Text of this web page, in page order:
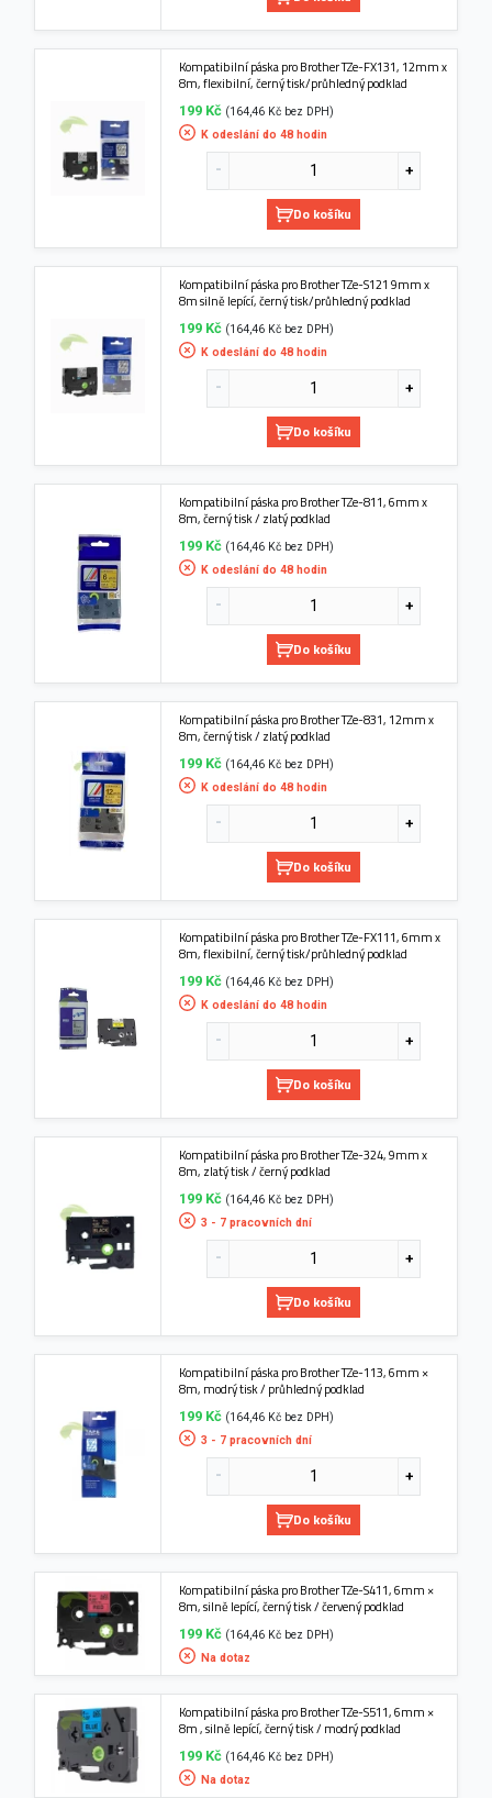
Kompatibilní páska pro Brother TZe-FX131, 12mm x
8m, flexibilní, černý tisk/průhledný podklad
199 Kč (164,46 Kč bez DPH)
K odeslání do 48 hodin
Do košíku
Kompatibilní páska pro Brother TZe-S121 9mm x
8m silně lepící, černý tisk/průhledný podklad
199 Kč (164,46 Kč bez DPH)
K odeslání do 48 hodin
Do košíku
Kompatibilní páska pro Brother TZe-811, 6mm x
8m, černý tisk / zlatý podklad
199 Kč (164,46 Kč bez DPH)
K odeslání do 48 hodin
Do košíku
Kompatibilní páska pro Brother TZe-831, 12mm x
8m, černý tisk / zlatý podklad
199 Kč (164,46 Kč bez DPH)
K odeslání do 48 hodin
Do košíku
Kompatibilní páska pro Brother TZe-FX111, 6mm x
8m, flexibilní, černý tisk/průhledný podklad
199 Kč (164,46 Kč bez DPH)
K odeslání do 48 hodin
Do košíku
Kompatibilní páska pro Brother TZe-324, 9mm x
8m, zlatý tisk / černý podklad
199 Kč (164,46 Kč bez DPH)
3 - 7 pracovních dní
Do košíku
Kompatibilní páska pro Brother TZe-113, 6mm ×
8m, modrý tisk / průhledný podklad
199 Kč (164,46 Kč bez DPH)
3 - 7 pracovních dní
Do košíku
Kompatibilní páska pro Brother TZe-S411, 6mm ×
8m, silně lepící, černý tisk / červený podklad
199 Kč (164,46 Kč bez DPH)
Na dotaz
Kompatibilní páska pro Brother TZe-S511, 6mm ×
8m , silně lepící, černý tisk / modrý podklad
199 Kč (164,46 Kč bez DPH)
Na dotaz